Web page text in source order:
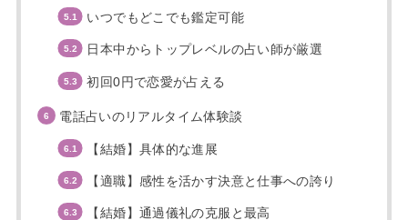
いつでもどこでも鑑定可能
日本中からトップレベルの占い師が厳選
初回0円で恋愛が占える
電話占いのリアルタイム体験談
【結婚】具体的な進展
【適職】感性を活かす決意と仕事への誇り
【結婚】通過儀礼の克服と最高